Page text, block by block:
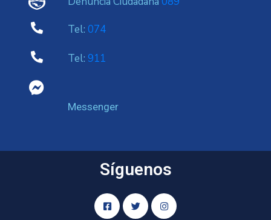
Tel: 074
Tel: 911
Messenger
Síguenos